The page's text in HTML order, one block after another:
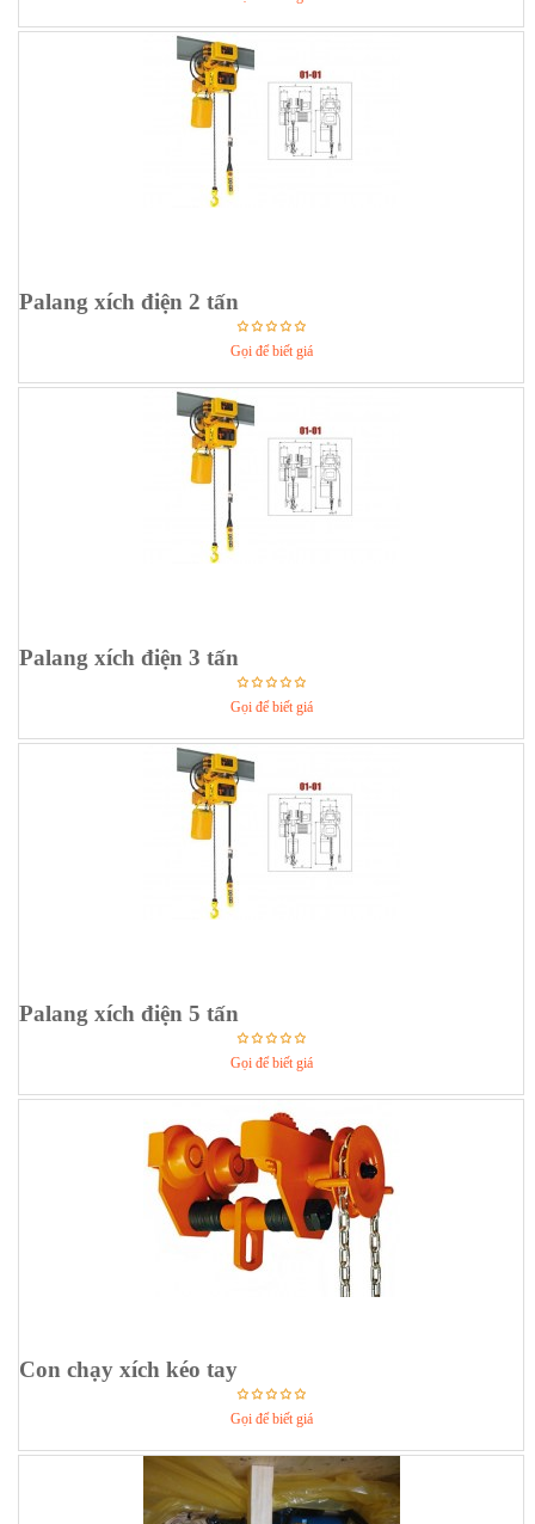
Palang xích điện 2 tấn
Gọi để biết giá
Palang xích điện 3 tấn
Gọi để biết giá
Palang xích điện 5 tấn
Gọi để biết giá
Con chạy xích kéo tay
Gọi để biết giá